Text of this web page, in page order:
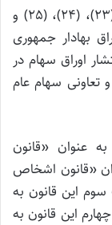
(27)، بند (4) ماده (46) و مواد (20)، (22)، (23)، (24)، (25) و
بازار اوراق بهادار جمهوری
1384 در مورد انتشار اوراق سهام در
سهام عام
به عنوان «قانون
«قانون اشخاص
این قانون به
این قانون به